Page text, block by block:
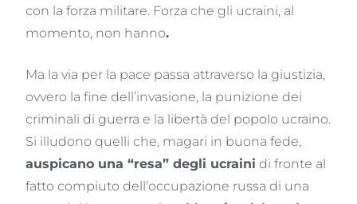
con la forza militare. Forza che gli ucraini, al
momento, non hanno.
Ma la via per la pace passa attraverso la giustizia,
ovvero la fine dell’invasione, la punizione dei
criminali di guerra e la libertà del popolo ucraino.
Si illudono quelli che, magari in buona fede,
auspicano una “resa” degli ucraini di fronte al
fatto compiuto dell’occupazione russa di una